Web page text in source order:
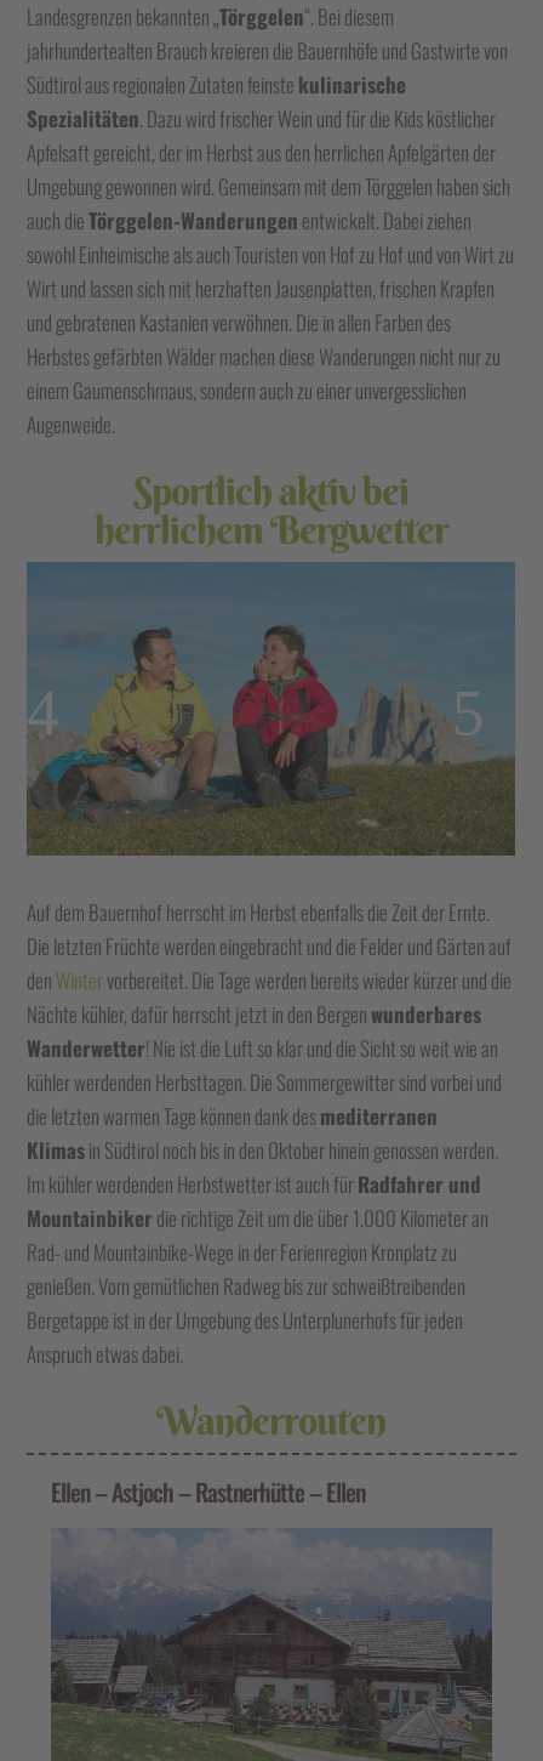
Landesgrenzen bekannten „Törggelen“. Bei diesem
jahrhundertealten Brauch kreieren die Bauernhöfe und Gastwirte von
Südtirol aus regionalen Zutaten feinste kulinarische
Spezialitäten. Dazu wird frischer Wein und für die Kids köstlicher
Apfelsaft gereicht, der im Herbst aus den herrlichen Apfelgärten der
Umgebung gewonnen wird. Gemeinsam mit dem Törggelen haben sich
auch dieTörggelen-Wanderungen entwickelt. Dabei ziehen
sowohl Einheimische als auch Touristen von Hof zu Hof und von Wirt zu
Wirt und lassen sich mit herzhaften Jausenplatten, frischen Krapfen
und gebratenen Kastanien verwöhnen. Die in allen Farben des
Herbstes gefärbten Wälder machen diese Wanderungen nicht nur zu
einem Gaumenschmaus, sondern auch zu einer unvergesslichen
Augenweide.
Sportlich aktiv bei
herrlichem Bergwetter
Auf dem Bauernhof herrscht im Herbst ebenfalls die Zeit der Ernte.
Die letzten Früchte werden eingebracht und die Felder und Gärten auf
den Wintervorbereitet. Die Tage werden bereits wieder kürzer und die
Nächte kühler, dafür herrscht jetzt in den Bergenwunderbares
Wanderwetter! Nie ist die Luft so klar und die Sicht so weit wie an
kühler werdenden Herbsttagen. Die Sommergewitter sind vorbei und
die letzten warmen Tage können dank desmediterranen
Klimasin Südtirol noch bis in den Oktober hinein genossen werden.
Im kühler werdenden Herbstwetter ist auch fürRadfahrer und
Mountainbiker die richtige Zeit um die über 1.000 Kilometer an
Rad- und Mountainbike-Wege in der Ferienregion Kronplatz zu
genießen. Vom gemütlichen Radweg bis zur schweißtreibenden
Bergetappe ist in der Umgebung des Unterplunerhofs für jeden
Anspruch etwas dabei.
Wanderrouten
Ellen – Astjoch – Rastnerhütte – Ellen